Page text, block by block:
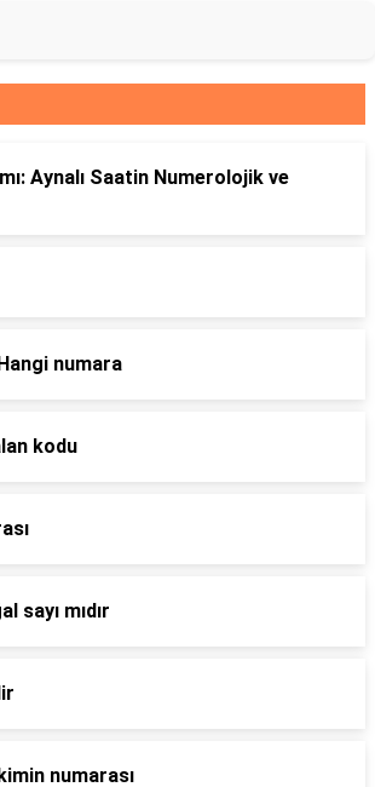
Aynalı Saatin Numerolojik ve
numara
kodu
sayı mıdır
numarası